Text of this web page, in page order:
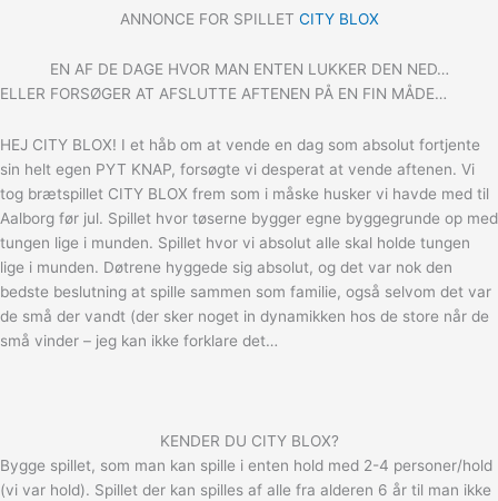
ANNONCE FOR SPILLET CITY BLOX
EN AF DE DAGE HVOR MAN ENTEN LUKKER DEN NED…
ELLER FORSØGER AT AFSLUTTE AFTENEN PÅ EN FIN MÅDE…
HEJ CITY BLOX! I et håb om at vende en dag som absolut fortjente
sin helt egen PYT KNAP, forsøgte vi desperat at vende aftenen. Vi
tog brætspillet CITY BLOX frem som i måske husker vi havde med til
Aalborg før jul. Spillet hvor tøserne bygger egne byggegrunde op med
tungen lige i munden. Spillet hvor vi absolut alle skal holde tungen
lige i munden. Døtrene hyggede sig absolut, og det var nok den
bedste beslutning at spille sammen som familie, også selvom det var
de små der vandt (der sker noget in dynamikken hos de store når de
små vinder – jeg kan ikke forklare det…
KENDER DU CITY BLOX?
Bygge spillet, som man kan spille i enten hold med 2-4 personer/hold
(vi var hold). Spillet der kan spilles af alle fra alderen 6 år til man ikke